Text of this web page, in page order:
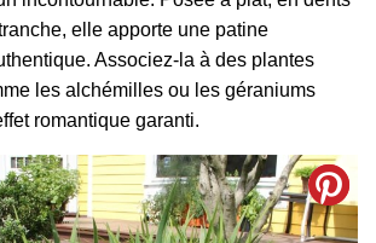
elle apporte une patine
Associez-la à des plantes
les alchémilles ou les géraniums
romantique garanti.